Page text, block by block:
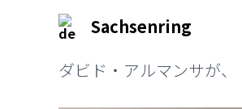
Sachsenring
ダビド・アルマンサが、